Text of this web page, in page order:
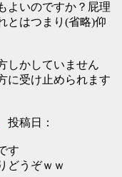
よいのですか？屁理
とはつまり(省略)仰
しかしていません
に受け止められます
投稿日：
す
どうぞｗｗ